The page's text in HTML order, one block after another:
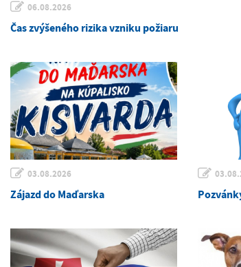
06.08.2026
Čas zvýšeného rizika vzniku požiaru
03.08.2026
Zájazd do Maďarska